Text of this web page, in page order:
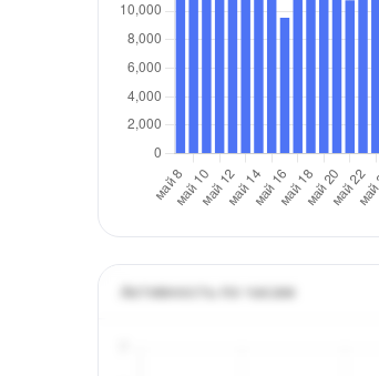
Активность по часам